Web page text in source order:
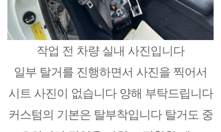
작업 전 차량 실내 사진입니다
일부 탈거를 진행하면서 사진을 찍어서
시트 사진이 없습니다 양해 부탁드립니다
커스텀의 기본은 탈부착입니다 탈거도 중